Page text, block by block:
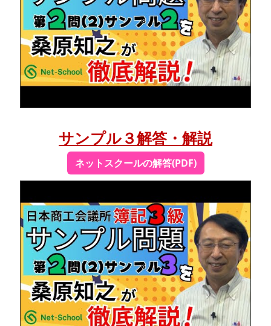
サンプル３解答・解説
ネットスクールの解答(PDF)